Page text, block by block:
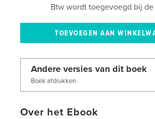
Btw wordt toegevoegd bij de
Andere versies van dit boek
Boek afdrukken
Over het Ebook